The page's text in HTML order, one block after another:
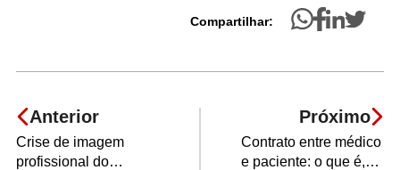
Compartilhar:
Anterior
Crise de imagem
profissional do
Próximo
Contrato entre médico
e paciente: o que é,